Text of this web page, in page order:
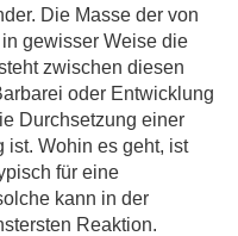
Die Masse der von
gewisser Weise die
zwischen diesen
oder Entwicklung
Durchsetzung einer
ist. Wohin es geht, ist
für eine
kann in der
Reaktion.